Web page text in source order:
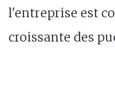
l'entreprise est
croissante des